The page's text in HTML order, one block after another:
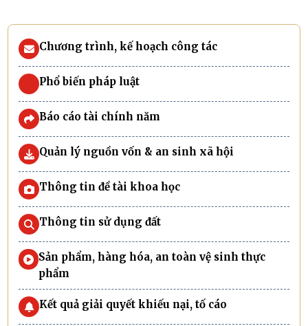
Chương trình, kế hoạch công tác
Phổ biến pháp luật
Báo cáo tài chính năm
Quản lý nguồn vốn & an sinh xã hội
Thông tin đề tài khoa học
Thông tin sử dụng đất
Sản phẩm, hàng hóa, an toàn vệ sinh thực
phẩm
Kết quả giải quyết khiếu nại, tố cáo